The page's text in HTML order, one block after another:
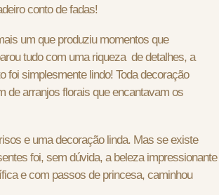
conto de fadas!
um que produziu momentos que
tudo com uma riqueza de detalhes, a
foi simplesmente lindo! Toda decoração
de arranjos florais que encantavam os
e uma decoração linda. Mas se existe
foi, sem dúvida, a beleza impressionante
e com passos de princesa, caminhou